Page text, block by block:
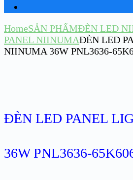
HomeSẢN PHẨMĐÈN LED
PANEL NIINUMAĐÈN LED
NIINUMA 36W PNL3636-
ĐÈN LED PANEL
36W PNL3636-